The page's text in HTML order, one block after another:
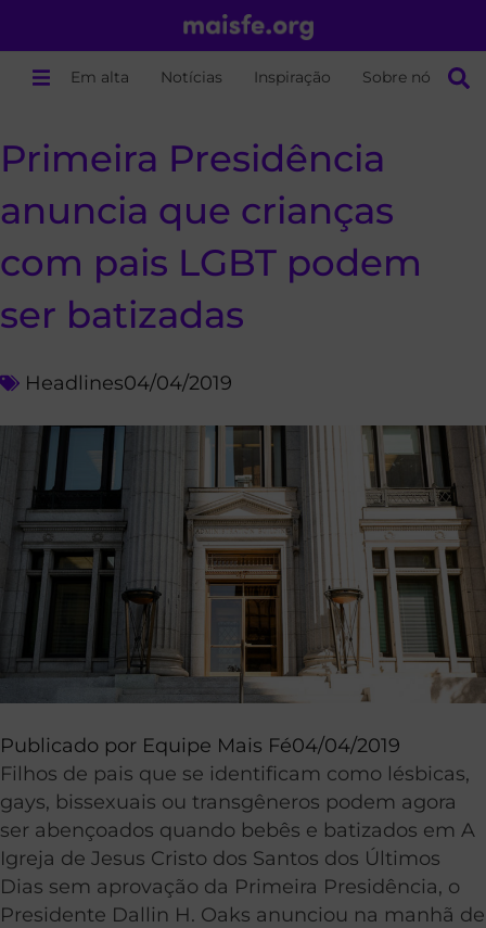
Em alta Notícias Inspiração Sobre nós
Primeira Presidência
anuncia que crianças
com pais LGBT podem
ser batizadas
Headlines04/04/2019
Publicado por Equipe Mais Fé04/04/2019
Filhos de pais que se identificam como lésbicas,
gays, bissexuais ou transgêneros podem agora
ser abençoados quando bebês e batizados em A
Igreja de Jesus Cristo dos Santos dos Últimos
Dias sem aprovação da Primeira Presidência, o
Presidente Dallin H. Oaks anunciou na manhã de